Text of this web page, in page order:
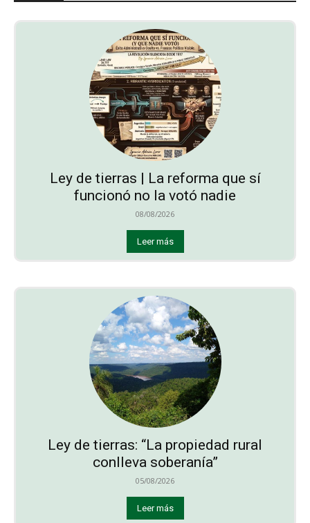
Ley de tierras | La reforma que sí
funcionó no la votó nadie
08/08/2026
Leer más
Ley de tierras: “La propiedad rural
conlleva soberanía”
05/08/2026
Leer más